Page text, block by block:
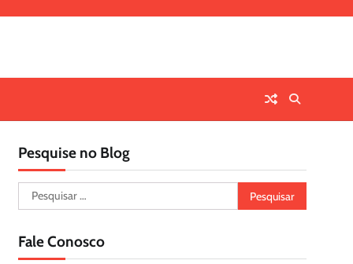
Pesquise no Blog
Pesquisar
por:
Fale Conosco